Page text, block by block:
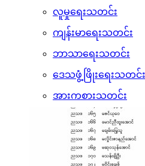
လူမှုရေးသတင်း
ကျန်းမာရေးသတင်း
ဘာသာရေးသတင်း
ဒေသဖွံ့ဖြိုးရေးသတင်း
အားကစားသတင်း